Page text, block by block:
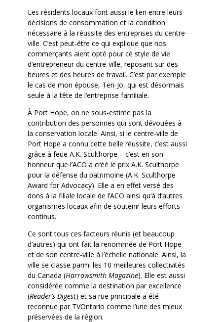
Les résidents locaux font aussi le lien entre leurs
décisions de consommation et la condition
nécessaire à la réussite des entreprises du centre-
ville. C’est peut-être ce qui explique que nos
commerçants aient opté pour ce style de vie
d’entrepreneur du centre-ville, reposant sur des
heures et des heures de travail. C’est par exemple
le cas de mon épouse, Teri-Jo, qui est désormais
seule à la tête de l’entreprise familiale.
À Port Hope, on ne sous-estime pas la
contribution des personnes qui sont dévouées à
la conservation locale. Ainsi, si le centre-ville de
Port Hope a connu cette belle réussite, c’est aussi
grâce à feue A.K. Sculthorpe – c’est en son
honneur que l’ACO a créé le prix A.K. Sculthorpe
pour la défense du patrimoine (A.K. Sculthorpe
Award for Advocacy). Elle a en effet versé des
dons à la filiale locale de l’ACO ainsi qu’à d’autres
organismes locaux afin de soutenir leurs efforts
continus.
Ce sont tous ces facteurs réunis (et beaucoup
d’autres) qui ont fait la renommée de Port Hope
et de son centre-ville à l’échelle nationale. Ainsi, la
ville se classe parmi les 10 meilleures collectivités
du Canada (Harrowsmith Magazine). Elle est aussi
considérée comme la destination par excellence
(Reader’s Digest) et sa rue principale a été
reconnue par TVOntario comme l’une des mieux
préservées de la région.